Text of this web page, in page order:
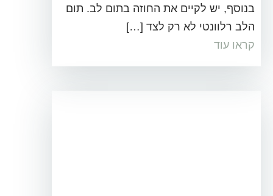
בנוסף, יש לקיים את החוזה בתום לב. תום
הלב רלוונטי לא רק לצד […]
קראו עוד